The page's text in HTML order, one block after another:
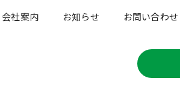
会社案内 お知らせ お問い合わせ